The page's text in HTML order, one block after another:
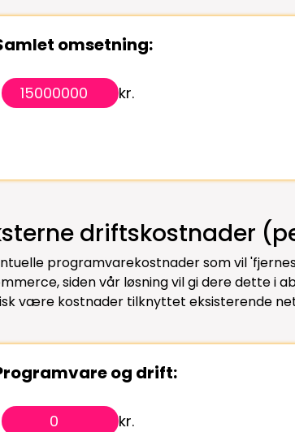
omsetning:
kr.
driftskostnader
programvarekostnader som vil
siden vår løsning vil gi dere dette i
være kostnader tilknyttet eksisterende
og drift:
kr.